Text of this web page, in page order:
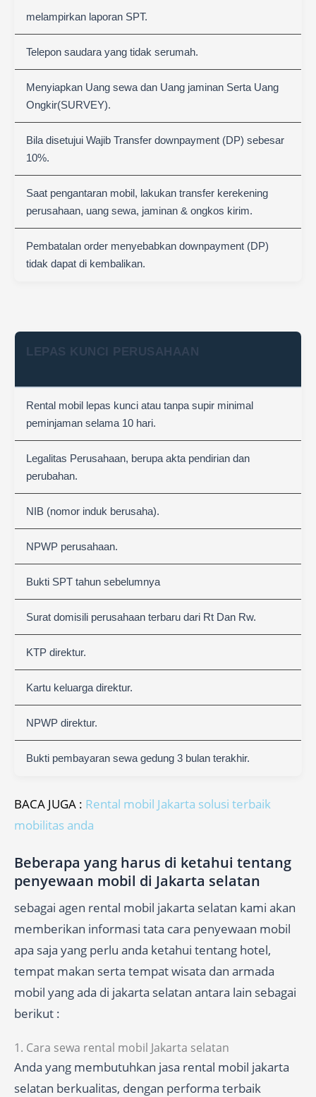
melampirkan laporan SPT.
Telepon saudara yang tidak serumah.
Menyiapkan Uang sewa dan Uang jaminan Serta Uang
Ongkir(SURVEY).
Bila disetujui Wajib Transfer downpayment (DP) sebesar
10%.
Saat pengantaran mobil, lakukan transfer kerekening
perusahaan, uang sewa, jaminan & ongkos kirim.
Pembatalan order menyebabkan downpayment (DP)
tidak dapat di kembalikan.
LEPAS KUNCI PERUSAHAAN
Rental mobil lepas kunci atau tanpa supir minimal
peminjaman selama 10 hari.
Legalitas Perusahaan, berupa akta pendirian dan
perubahan.
NIB (nomor induk berusaha).
NPWP perusahaan.
Bukti SPT tahun sebelumnya
Surat domisili perusahaan terbaru dari Rt Dan Rw.
KTP direktur.
Kartu keluarga direktur.
NPWP direktur.
Bukti pembayaran sewa gedung 3 bulan terakhir.
BACA JUGA : Rental mobil Jakarta solusi terbaik
mobilitas anda
Beberapa yang harus di ketahui tentang
penyewaan mobil di Jakarta selatan
sebagai agen rental mobil jakarta selatan kami akan
memberikan informasi tata cara penyewaan mobil
apa saja yang perlu anda ketahui tentang hotel,
tempat makan serta tempat wisata dan armada
mobil yang ada di jakarta selatan antara lain sebagai
berikut :
1. Cara sewa rental mobil Jakarta selatan
Anda yang membutuhkan jasa rental mobil jakarta
selatan berkualitas, dengan performa terbaik